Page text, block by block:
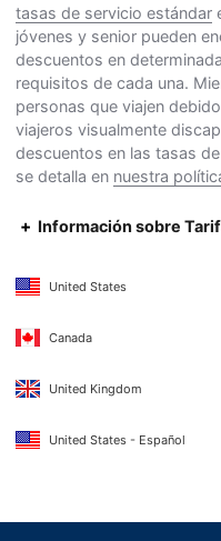
tasas de servicio estándar
jóvenes y senior pueden
descuentos en
requisitos de cada una.
personas que viajen
viajeros visualmente
descuentos en las tasas
se detalla en nuestra
Información sobre
United States
Canada
United Kingdom
United States - Español